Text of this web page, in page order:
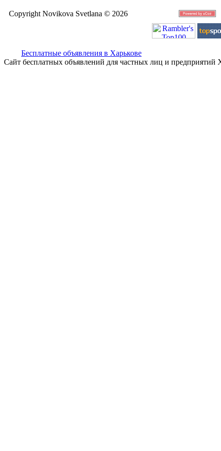
Copyright Novikova Svetlana © 2026
Бесплатные объявления в Харькове
Сайт бесплатных объявлений для частных лиц и предприятий